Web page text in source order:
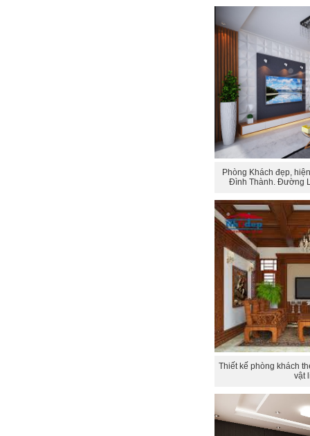
Phòng Khách đẹp,
Đình Thành. Đường
Thiết kế phòng khách
vật